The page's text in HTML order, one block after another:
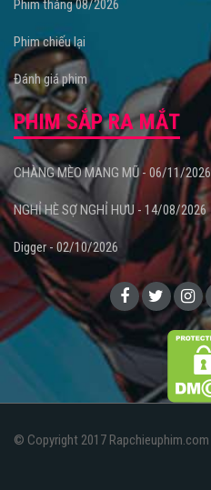
Phim tháng 08/2026
Phim chiếu lại
Đánh giá phim
PHIM SẮP RA MẮT
CHÀNG MÈO MANG MŨ - 06/11/2026
NGHỈ HÈ SỢ NGHỈ HƯU - 14/08/2026
Digger - 02/10/2026
© Copyright 2017 Rapchieuphim.com